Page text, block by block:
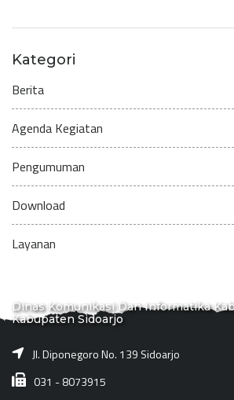
Kategori
Berita
Agenda Kegiatan
Pengumuman
Download
Layanan
Dinas Komunikasi Dan Informatika
Kabupaten Sidoarjo
Jl. Diponegoro No. 139 Sidoarjo
031 - 8073915